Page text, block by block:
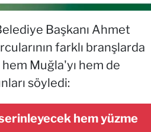
Başkanı Ahmet
farklı branşlarda
Muğla'yı hem de
söyledi:
hem yüzme